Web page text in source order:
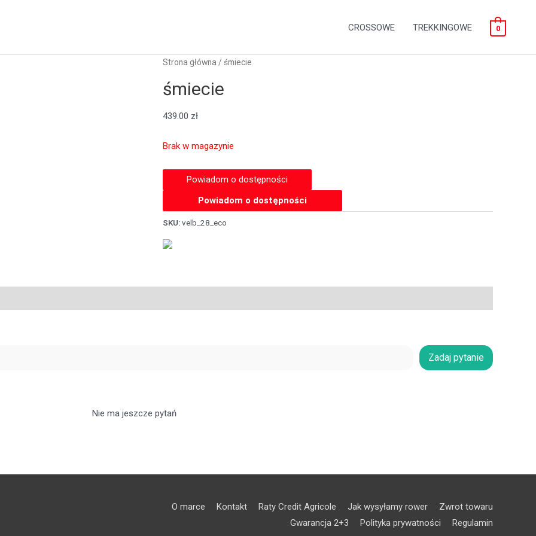
CROSSOWE TREKKINGOWE 0
Strona główna / śmiecie
śmiecie
439.00 zł
Brak w magazynie
Powiadom o dostępności
SKU:velb_28_eco
Zadaj pytanie
Nie ma jeszcze pytań
O marce Kontakt Raty Credit Agricole Jak wysyłamy rower
Zwrot towaru
Gwarancja 2+3
Polityka prywatności Regulamin